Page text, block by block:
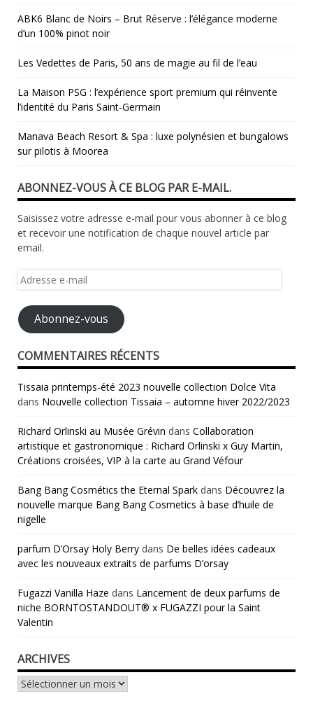
ABK6 Blanc de Noirs – Brut Réserve : l’élégance moderne
d’un 100% pinot noir
Les Vedettes de Paris, 50 ans de magie au fil de l’eau
La Maison PSG : l’expérience sport premium qui réinvente
l’identité du Paris Saint‑Germain
Manava Beach Resort & Spa : luxe polynésien et bungalows
sur pilotis à Moorea
ABONNEZ-VOUS À CE BLOG PAR E-MAIL.
Saisissez votre adresse e-mail pour vous abonner à ce blog
et recevoir une notification de chaque nouvel article par
email.
Adresse
mail
Abonnez-vous
COMMENTAIRES RÉCENTS
Tissaia printemps-été 2023 nouvelle collection Dolce Vita
dans Nouvelle collection Tissaia – automne hiver 2022/2023
Richard Orlinski au Musée Grévin dans Collaboration
artistique et gastronomique : Richard Orlinski x Guy Martin,
Créations croisées, VIP à la carte au Grand Véfour
Bang Bang Cosmétics the Eternal Spark dans Découvrez la
nouvelle marque Bang Bang Cosmetics à base d’huile de
nigelle
parfum D’Orsay Holy Berry dans De belles idées cadeaux
avec les nouveaux extraits de parfums D’orsay
Fugazzi Vanilla Haze dans Lancement de deux parfums de
niche BORNTOSTANDOUT® x FUGAZZI pour la Saint
Valentin
ARCHIVES
Archives